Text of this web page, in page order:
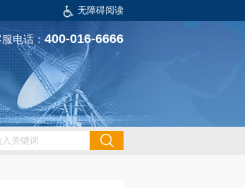
无障碍阅读
服电话：400-016-6666